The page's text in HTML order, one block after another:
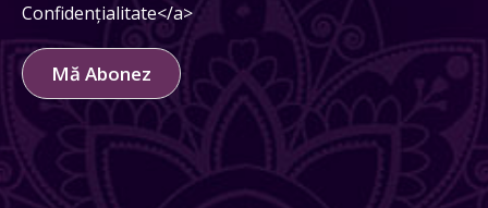
Confidențialitate</a>
Mă Abonez